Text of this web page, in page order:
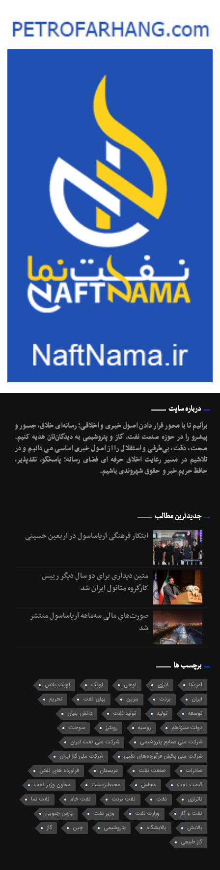
درباره سایت
برآنیم تا با محـور قرار دادن اصـول خبـری و اخلاقـی؛ رسانه‌ای خلاق، جسـور و
پیشـرو را در حوزه صنعت نفت، گاز و پتروشیمی به دیدگان‌تان هدیه کنیم.
صحت، دقت، بی‌طرفی و استقلال را از اصول خبری اساسی می دانیم و در
تلاشیم در مسیر رعایت اخلاق حرفه ای فضای رسانه؛ پاسخگو، نقدپذیر،
حافظ حریم خبر و حقوق شهروندی باشیم.
جدیدترین مطالب
ابتکار فرهنگی آریاساسول در اربعین حسینی
متین دیداری برای دو سال دیگر رییس
کارگروه متانول ایران شد
صورت‌های مالی سه‌ماهه آریاساسول منتشر
شد
برچسب ها
آمریکا انرژی اوجی اوپک
اوپک پلاس
ایران
برنت بنزین بهای نفت
تحریم
توسعه
تولید تولید نفت
دانش بنیان
دولت سیزدهم
روسیه رویترز
سوخت
شرکت ملی صنایع پتروشیمی
شرکت ملی نفت ایران
شرکت ملی پخش فرآورده‌های نفتی
شرکت ملی گاز ایران
صادرات
صنعت نفت عربستان
فراورده های نفتی
قیمت نفت
مجلس محیط زیست
معاون وزیر نفت
ناترازی
نفت نفت برنت نفت خام
نفت نما
نفت و گاز
وزارت نفت وزیر نفت
پارس جنوبی
پالایش
پالایشگاه پتروشیمی چین
گاز
گاز طبیعی